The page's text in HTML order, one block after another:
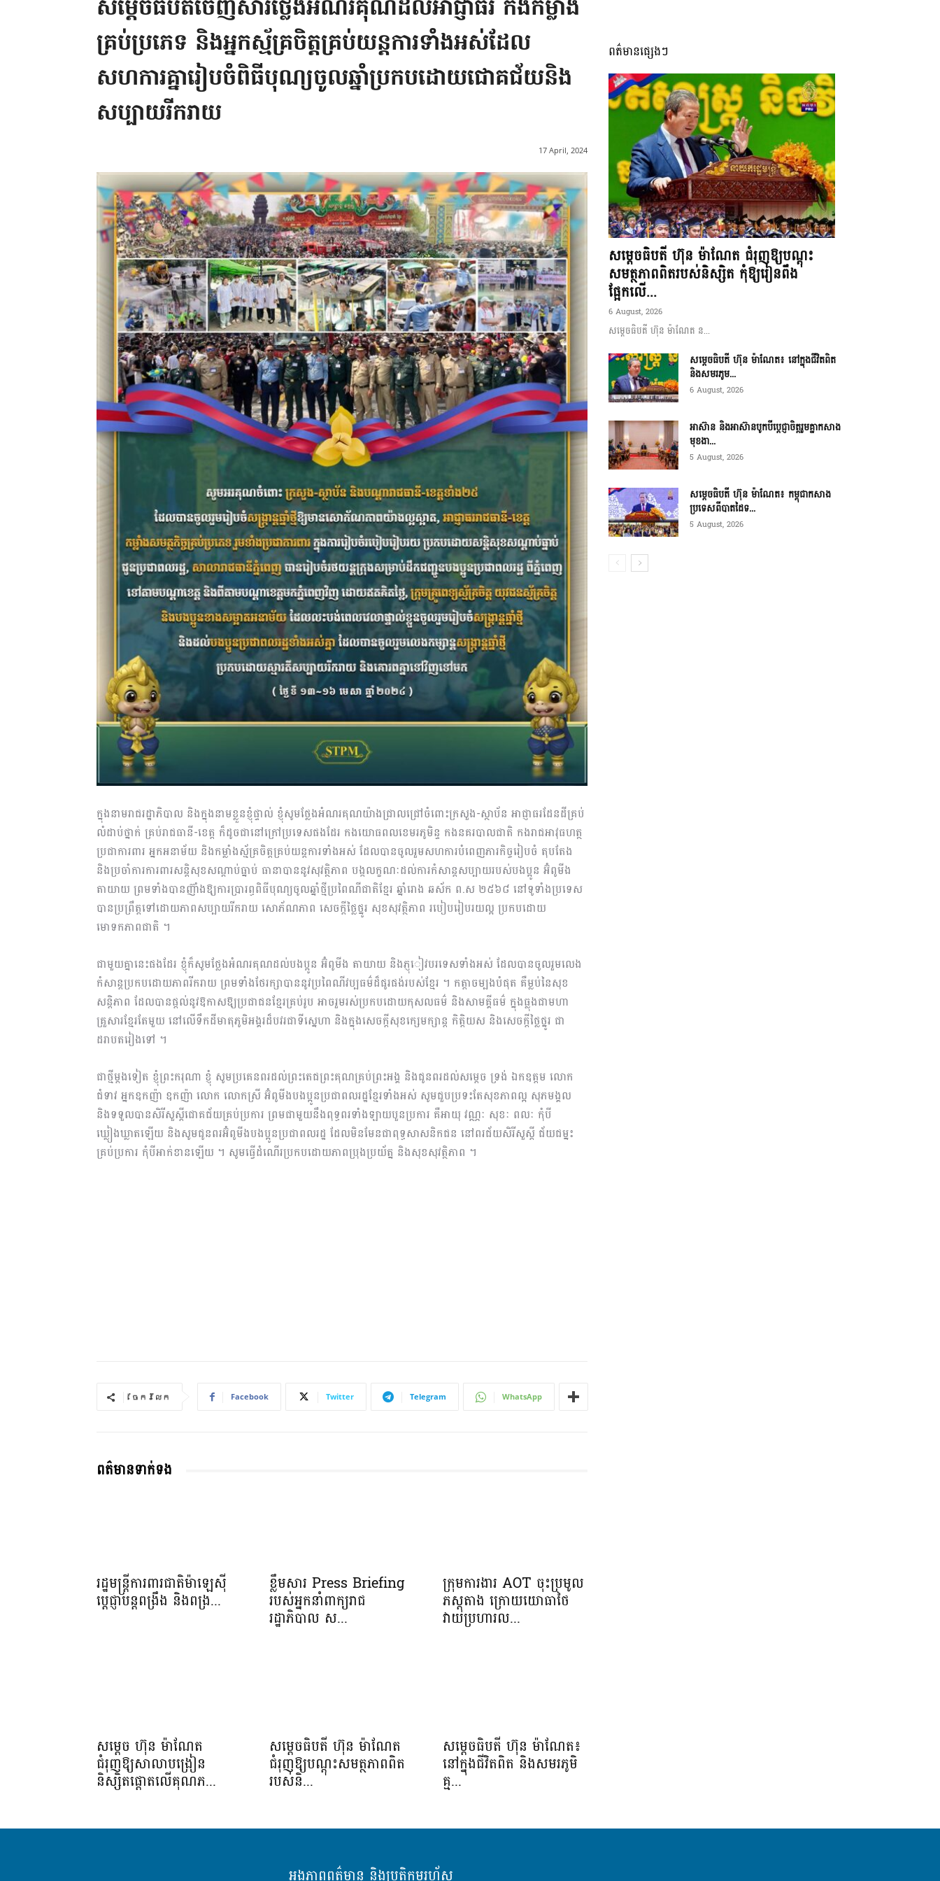
ភាព​
ព័ត៌មាន​
និង
ប្រតិកម្ម
រហ័ស
សម្តេចធិបតីចេញសារថ្លែងអំណរគុណដល់អាជ្ញាធរ កងកម្លាំង
គ្រប់ប្រភេទ និងអ្នកស្ម័គ្រចិត្តគ្រប់យន្តការទាំងអស់ដែល
សហការគ្នារៀបចំពិធីបុណ្យចូលឆ្នាំប្រកបដោយជោគជ័យនិង
សប្បាយរីករាយ
17 April, 2024
ក្នុងនាមរាជរដ្ឋាភិបាល និងក្នុងនាមខ្លួនខ្ញុំផ្ទាល់ ខ្ញុំសូមថ្លែងអំណរគុណយ៉ាងជ្រាលជ្រៅចំពោះក្រសួង-ស្ថាប័ន អាជ្ញាធរដែនដីគ្រប់
លំដាប់ថ្នាក់ គ្រប់រាជធានី-ខេត្ត ក៏ដូចជានៅក្រៅប្រទេសផងដែរ កងយោធពលខេមរភូមិន្ទ កងនគរបាលជាតិ កងរាជអាវុធហត្ថ
ប្រជាការពារ អ្នកអនាម័យ និងកម្លាំងស្ម័គ្រចិត្តគ្រប់យន្តការទាំងអស់ ដែលបានចូលរួមសហការបំពេញភារកិច្ចរៀបចំ តុបតែង
និងប្រចាំការការពារសន្តិសុខសណ្តាប់ធ្នាប់ ធានាបាននូវសុវត្ថិភាព បង្កលក្ខណៈដល់ការកំសាន្តសប្បាយរបស់បងប្អូន អ៊ំពូមីង
តាយាយ ព្រមទាំងបានញ៊ាំងឱ្យការប្រារព្ធពិធីបុណ្យចូលឆ្នាំថ្មីប្រពៃណីជាតិខ្មែរ ឆ្នាំរោង ឆស័ក ព.ស ២៥៦៨ នៅទូទាំងប្រទេស
បានប្រព្រឹត្តទៅដោយភាពសប្បាយរីករាយ សោភ័ណភាព សេចក្តីថ្លៃថ្នូរ សុខសុវត្ថិភាព របៀបរៀបរយល្អ ប្រកបដោយ
មោទកភាពជាតិ ។
ជាមួយគ្នានេះផងដែរ ខ្ញុំក៏សូមថ្លែងអំណរគុណដល់បងប្អូន អ៊ំពូមីង តាយាយ និងភ្ញុៀវបរទេសទាំងអស់ ដែលបានចូលរួមលេង
កំសាន្តប្រកបដោយភាពរីករាយ ព្រមទាំងថែរក្សាបាននូវប្រពៃណីវប្បធម៌ដ៏ផូរផង់របស់ខ្មែរ ។ កត្តាចម្បងបំផុត គឺម្លប់នៃសុខ
សន្តិភាព ដែលបានផ្តល់នូវឱកាសឱ្យប្រជាជនខ្មែរគ្រប់រូប អាចរួមរស់ប្រកបដោយកុសលធម៌ និងសាមគ្គីធម៌ ក្នុងធ្លុងជាមហា
គ្រួសារខ្មែរតែមួយ នៅលើទឹកដីមាតុភូមិអង្គរដ៏បវរជាទីស្នេហា និងក្នុងសេចក្តីសុខក្សេមក្សាន្ត កិត្តិយស និងសេចក្តីថ្លៃថ្នូរ ជា
ដរាបតរៀងទៅ ។
ជាថ្មីម្តងទៀត ខ្ញុំព្រះករុណា ខ្ញុំ សូមប្រគេនពរដល់ព្រះតេជព្រះគុណគ្រប់ព្រះអង្គ និងជូនពរដល់សម្ដេច ទ្រង់ ឯកឧត្តម លោក
ជំទាវ អ្នកឧកញ៉ា ឧកញ៉ា លោក លោកស្រី អ៊ំពូមីងបងប្អូនប្រជាពលរដ្ឋខ្មែរទាំងអស់ សូមជួបប្រទះតែសុខភាពល្អ សុភមង្គល
និងទទួលបានសិរីសួស្តីជោគជ័យគ្រប់ប្រការ ព្រមជាមួយនឹងពុទ្ធពរទាំងឡាយបួនប្រការ គឺអាយុ វណ្ណៈ សុខៈ ពលៈ កុំបី
ឃ្លៀងឃ្លាតឡើយ និងសូមជូនពរអ៊ំពូមីងបងប្អូនប្រជាពលរដ្ឋ ដែលមិនមែនជាពុទ្ធសាសនិកជន នៅពរជ័យសិរីសួស្ដី ជ័យជម្នះ
គ្រប់ប្រការ កុំបីអាក់ខានឡើយ ។ សូមធ្វើដំណើរប្រកបដោយភាពប្រុងប្រយ័ត្ន និងសុខសុវត្ថិភាព ។
ចែករំលែក Facebook Twitter Telegram WhatsApp
ពត៌មានទាក់ទង
រដ្ឋមន្ត្រីការពារជាតិម៉ាឡេស៊ី
ប្ដេជ្ញាបន្តពង្រឹង និងពង្រ...
ខ្លឹមសារ Press Briefing
របស់អ្នកនាំពាក្យរាជ
រដ្ឋាភិបាល ស...
ក្រុមការងារ AOT ចុះប្រមូល
ភស្តុតាង ក្រោយយោធាថៃ
វាយប្រហារល...
សម្តេច ហ៊ុន ម៉ាណែត
ជំរុញឱ្យសាលាបង្រៀន
និស្សិតផ្តោតលើគុណភ...
សម្តេចធិបតី ហ៊ុន ម៉ាណែត
ជំរុញឱ្យបណ្តុះសមត្ថភាពពិត
របស់និ...
សម្តេចធិបតី ហ៊ុន ម៉ាណែត៖
នៅក្នុងជីវិតពិត និងសមរភូមិ
គ្ម...
ពត៌មានផ្សេងៗ
សម្តេចធិបតី ហ៊ុន ម៉ាណែត ជំរុញឱ្យបណ្តុះ
សមត្ថភាពពិតរបស់និស្សិត កុំឱ្យរៀនពឹង
ផ្អែកលើ...
6 August, 2026
សម្តេចធិបតី ហ៊ុន ម៉ាណែត ន...
សម្តេចធិបតី ហ៊ុន ម៉ាណែត៖ នៅក្នុងជីវិតពិត
និងសមរភូម...
6 August, 2026
អាស៊ាន និងអាស៊ានបូកបីប្តេជ្ញាចិត្តរួមគ្នាកសាង
មុខងា...
5 August, 2026
សម្ដេចធិបតី ហ៊ុន ម៉ាណែត៖ កម្ពុជាកសាង
ប្រទេសពីបាតដៃទ...
5 August, 2026